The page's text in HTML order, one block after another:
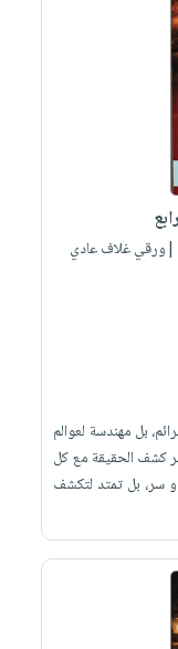
|ورقي غلاف عادي
بل مهندسة لعوالم
كشف الحقيقة مع كل
سر، بل تمتد لتكشف